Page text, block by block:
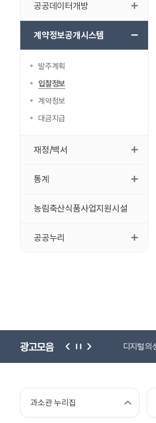
공공데이터개방
계약정보공개시스템
발주계획
입찰정보
계약정보
대금지급
재정/백서
통계
농림축산식품사업지원시설
공공누리
광고모음
귀농귀촌종합센터 디지털의
과소관 누리집